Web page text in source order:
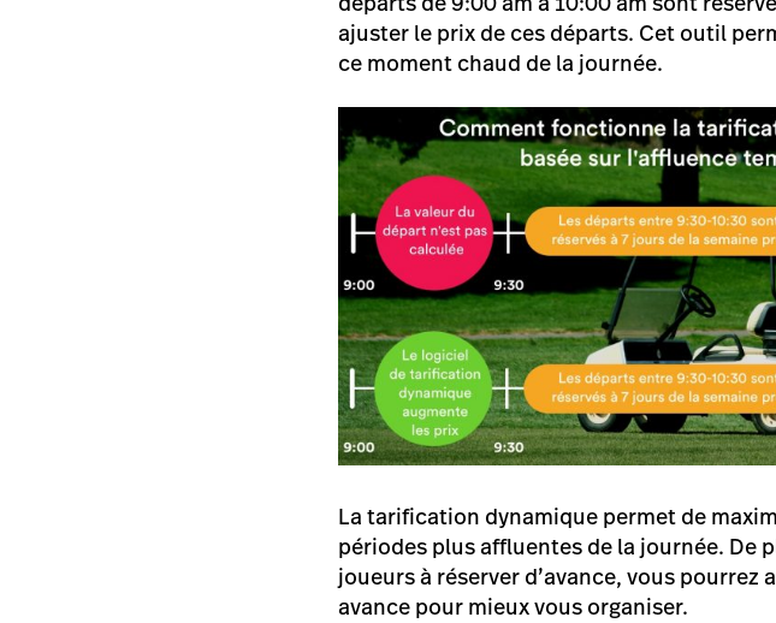
ajuster le prix de ces départs. Cet outil
ce moment chaud de la journée.
La tarification dynamique permet de
périodes plus affluentes de la journée. De
joueurs à réserver d’avance, vous
avance pour mieux vous organiser.